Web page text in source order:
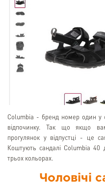
Columbia - бренд номер один у
відпочинку. Так що якщо
прогулянок у відпустці - це
Коштують сандалі Columbia 40
трьох кольорах.
Чоловічі